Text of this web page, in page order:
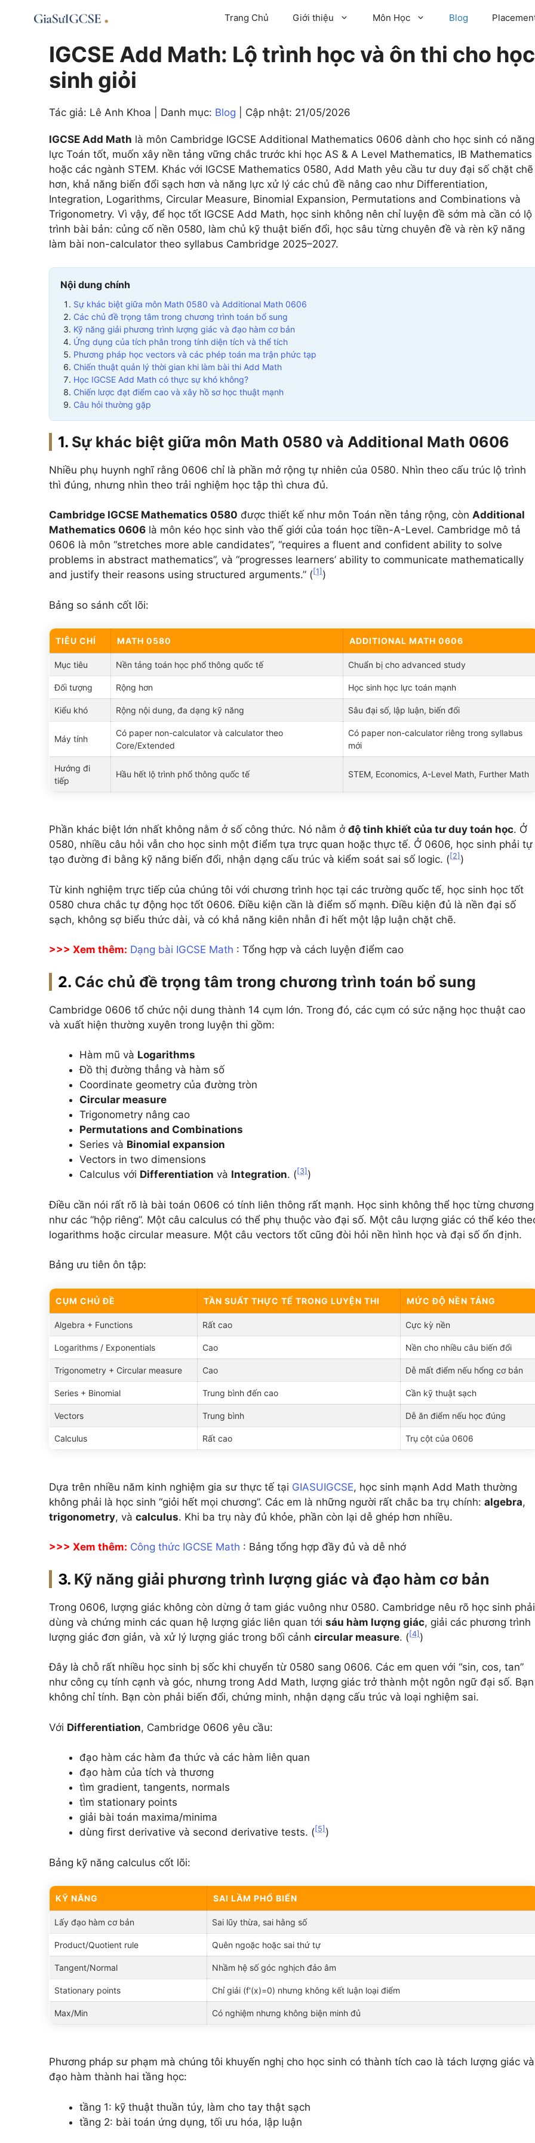
Trang Chủ Giới thiệu Môn Học Blog
IGCSE Add Math: Lộ trình học và ôn thi cho học
sinh giỏi
Tác giả: Lê Anh Khoa | Danh mục: Blog | Cập nhật: 21/05/2026
IGCSE Add Math là môn Cambridge IGCSE Additional Mathematics 0606 dành cho học sinh có năng
lực Toán tốt, muốn xây nền tảng vững chắc trước khi học AS & A Level Mathematics, IB Mathematics
hoặc các ngành STEM. Khác với IGCSE Mathematics 0580, Add Math yêu cầu tư duy đại số chặt chẽ
hơn, khả năng biến đổi sạch hơn và năng lực xử lý các chủ đề nâng cao như Differentiation,
Integration, Logarithms, Circular Measure, Binomial Expansion, Permutations and Combinations và
Trigonometry. Vì vậy, để học tốt IGCSE Add Math, học sinh không nên chỉ luyện đề sớm mà cần có lộ
trình bài bản: củng cố nền 0580, làm chủ kỹ thuật biến đổi, học sâu từng chuyên đề và rèn kỹ năng
làm bài non-calculator theo syllabus Cambridge 2025–2027.
Nội dung chính
Sự khác biệt giữa môn Math 0580 và Additional Math 0606
Các chủ đề trọng tâm trong chương trình toán bổ sung
Kỹ năng giải phương trình lượng giác và đạo hàm cơ bản
Ứng dụng của tích phân trong tính diện tích và thể tích
Phương pháp học vectors và các phép toán ma trận phức tạp
Chiến thuật quản lý thời gian khi làm bài thi Add Math
Học IGCSE Add Math có thực sự khó không?
Chiến lược đạt điểm cao và xây hồ sơ học thuật mạnh
Câu hỏi thường gặp
Sự khác biệt giữa môn Math 0580 và Additional Math 0606
Nhiều phụ huynh nghĩ rằng 0606 chỉ là phần mở rộng tự nhiên của 0580. Nhìn theo cấu trúc lộ trình
thì đúng, nhưng nhìn theo trải nghiệm học tập thì chưa đủ.
Cambridge IGCSE Mathematics 0580 được thiết kế như môn Toán nền tảng rộng, còn Additional
Mathematics 0606 là môn kéo học sinh vào thế giới của toán học tiền-A-Level. Cambridge mô tả
0606 là môn “stretches more able candidates”, “requires a fluent and confident ability to solve
problems in abstract mathematics”, và “progresses learners’ ability to communicate mathematically
and justify their reasons using structured arguments.” ([1] )
Bảng so sánh cốt lõi:
TIÊU CHÍ MATH 0580 ADDITIONAL MATH 0606
Mục tiêu Nền tảng toán học phổ thông quốc tế Chuẩn bị cho advanced study
Đối tượng Rộng hơn Học sinh học lực toán mạnh
Kiểu khó Rộng nội dung, đa dạng kỹ năng Sâu đại số, lập luận, biến đổi
Máy tính
Có paper non-calculator và calculator theo
Core/Extended
Có paper non-calculator riêng trong syllabus
mới
Hướng đi
tiếp
Hầu hết lộ trình phổ thông quốc tế STEM, Economics, A-Level Math, Further Math
Phần khác biệt lớn nhất không nằm ở số công thức. Nó nằm ở độ tinh khiết của tư duy toán học. Ở
0580, nhiều câu hỏi vẫn cho học sinh một điểm tựa trực quan hoặc thực tế. Ở 0606, học sinh phải tự
tạo đường đi bằng kỹ năng biến đổi, nhận dạng cấu trúc và kiểm soát sai số logic. ([2] )
Từ kinh nghiệm trực tiếp của chúng tôi với chương trình học tại các trường quốc tế, học sinh học tốt
0580 chưa chắc tự động học tốt 0606. Điều kiện cần là điểm số mạnh. Điều kiện đủ là nền đại số
sạch, không sợ biểu thức dài, và có khả năng kiên nhẫn đi hết một lập luận chặt chẽ.
>>> Xem thêm: Dạng bài IGCSE Math : Tổng hợp và cách luyện điểm cao
Các chủ đề trọng tâm trong chương trình toán bổ sung
Cambridge 0606 tổ chức nội dung thành 14 cụm lớn. Trong đó, các cụm có sức nặng học thuật cao
và xuất hiện thường xuyên trong luyện thi gồm:
Hàm mũ và Logarithms
Đồ thị đường thẳng và hàm số
Coordinate geometry của đường tròn
Circular measure
Trigonometry nâng cao
Permutations and Combinations
Series và Binomial expansion
Vectors in two dimensions
Calculus với Differentiation và Integration. ([3] )
Điều cần nói rất rõ là bài toán 0606 có tính liên thông rất mạnh. Học sinh không thể học từng chương
như các “hộp riêng”. Một câu calculus có thể phụ thuộc vào đại số. Một câu lượng giác có thể kéo
logarithms hoặc circular measure. Một câu vectors tốt cũng đòi hỏi nền hình học và đại số ổn định.
Bảng ưu tiên ôn tập:
CỤM CHỦ ĐỀ TẦN SUẤT THỰC TẾ TRONG LUYỆN THI MỨC ĐỘ NỀN TẢNG
Algebra + Functions Rất cao Cực kỳ nền
Logarithms / Exponentials Cao Nền cho nhiều câu biến đổi
Trigonometry + Circular measure Cao Dễ mất điểm nếu hổng cơ bản
Series + Binomial Trung bình đến cao Cần kỹ thuật sạch
Vectors Trung bình Dễ ăn điểm nếu học đúng
Calculus Rất cao Trụ cột của 0606
Dựa trên nhiều năm kinh nghiệm gia sư thực tế tại GIASUIGCSE, học sinh mạnh Add Math thường
không phải là học sinh “giỏi hết mọi chương”. Các em là những người rất chắc ba trụ chính: algebra,
trigonometry, và calculus. Khi ba trụ này đủ khỏe, phần còn lại dễ ghép hơn nhiều.
>>> Xem thêm: Công thức IGCSE Math : Bảng tổng hợp đầy đủ và dễ nhớ
Kỹ năng giải phương trình lượng giác và đạo hàm cơ bản
Trong 0606, lượng giác không còn dừng ở tam giác vuông như 0580. Cambridge nêu rõ học sinh phải
dùng và chứng minh các quan hệ lượng giác liên quan tới sáu hàm lượng giác, giải các phương trình
lượng giác đơn giản, và xử lý lượng giác trong bối cảnh circular measure. ([4] )
Đây là chỗ rất nhiều học sinh bị sốc khi chuyển từ 0580 sang 0606. Các em quen với “sin, cos, tan”
như công cụ tính cạnh và góc, nhưng trong Add Math, lượng giác trở thành một ngôn ngữ đại số. Bạn
không chỉ tính. Bạn còn phải biến đổi, chứng minh, nhận dạng cấu trúc và loại nghiệm sai.
Với Differentiation, Cambridge 0606 yêu cầu:
đạo hàm các hàm đa thức và các hàm liên quan
đạo hàm của tích và thương
tìm gradient, tangents, normals
tìm stationary points
giải bài toán maxima/minima
dùng first derivative và second derivative tests. ([5] )
Bảng kỹ năng calculus cốt lõi:
KỸ NĂNG SAI LẦM PHỔ BIẾN
Lấy đạo hàm cơ bản Sai lũy thừa, sai hằng số
Product/Quotient rule Quên ngoặc hoặc sai thứ tự
Tangent/Normal Nhầm hệ số góc nghịch đảo âm
Stationary points Chỉ giải (f'(x)=0) nhưng không kết luận loại điểm
Max/Min Có nghiệm nhưng không biện minh đủ
Phương pháp sư phạm mà chúng tôi khuyến nghị cho học sinh có thành tích cao là tách lượng giác và
đạo hàm thành hai tầng học:
tầng 1: kỹ thuật thuần túy, làm cho tay thật sạch
tầng 2: bài toán ứng dụng, tối ưu hóa, lập luận